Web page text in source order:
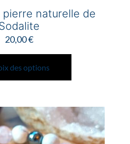
pierre naturelle de
20,00€
des options
Ce
a
variations.
Les
options